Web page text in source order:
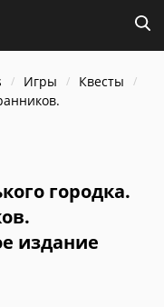
Игры
Квесты
городка.
издание